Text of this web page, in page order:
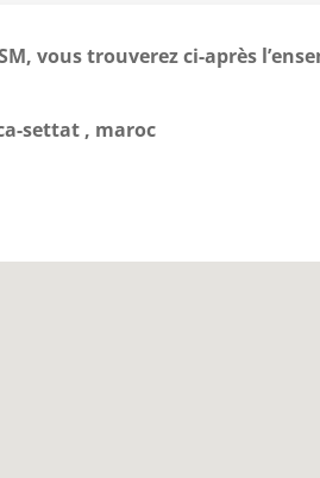
vous trouverez ci-après
settat , maroc